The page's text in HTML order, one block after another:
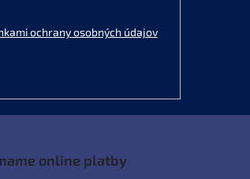
ochrany osobných údajov.
online platby